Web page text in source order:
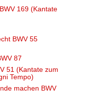
169 (Kantate
BWV 55
87
51 (Kantate zum
Tempo)
machen BWV